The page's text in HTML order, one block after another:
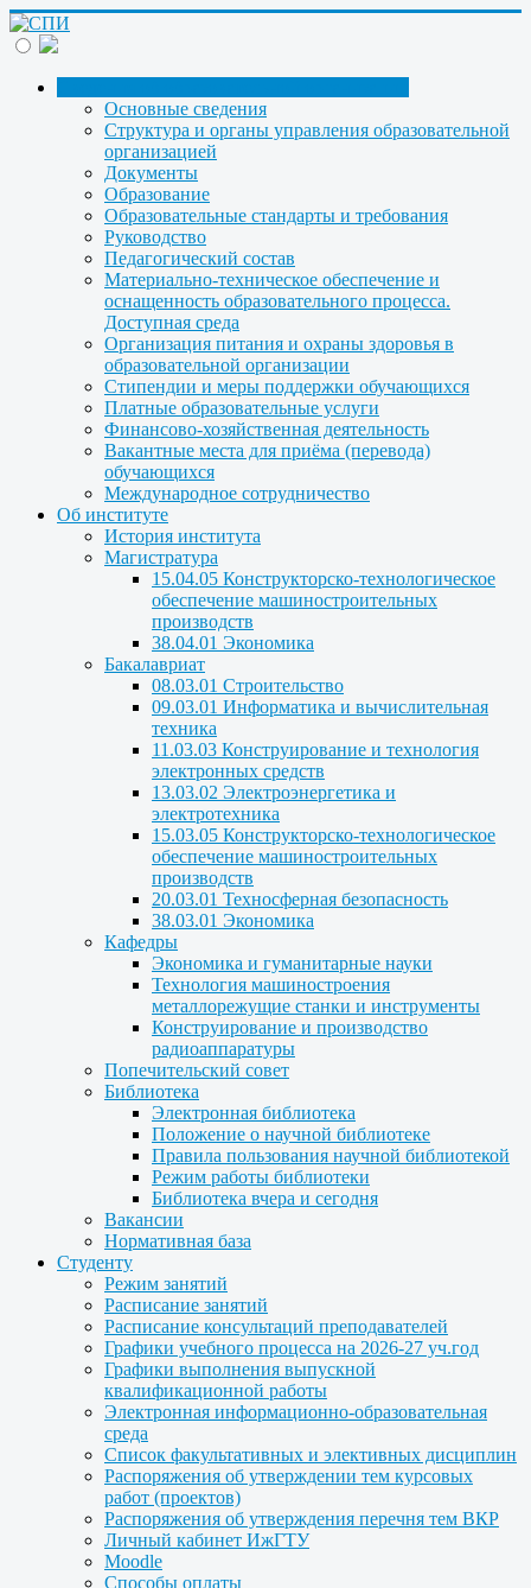
Основные сведения
Структура и органы управления образовательной
организацией
Документы
Образование
Образовательные стандарты и требования
Руководство
Педагогический состав
Материально-техническое обеспечение и
оснащенность образовательного процесса.
Доступная среда
Организация питания и охраны здоровья в
образовательной организации
Стипендии и меры поддержки обучающихся
Платные образовательные услуги
Финансово-хозяйственная деятельность
Вакантные места для приёма (перевода)
обучающихся
Международное сотрудничество
Об институте
История института
Магистратура
15.04.05 Конструкторско-технологическое
обеспечение машиностроительных
производств
38.04.01 Экономика
Бакалавриат
08.03.01 Строительство
09.03.01 Информатика и вычислительная
техника
11.03.03 Конструирование и технология
электронных средств
13.03.02 Электроэнергетика и
электротехника
15.03.05 Конструкторско-технологическое
обеспечение машиностроительных
производств
20.03.01 Техносферная безопасность
38.03.01 Экономика
Кафедры
Экономика и гуманитарные науки
Технология машиностроения
металлорежущие станки и инструменты
Конструирование и производство
радиоаппаратуры
Попечительский совет
Библиотека
Электронная библиотека
Положение о научной библиотеке
Правила пользования научной библиотекой
Режим работы библиотеки
Библиотека вчера и сегодня
Вакансии
Нормативная база
Студенту
Режим занятий
Расписание занятий
Расписание консультаций преподавателей
Графики учебного процесса на 2026-27 уч.год
Графики выполнения выпускной
квалификационной работы
Электронная информационно-образовательная
среда
Список факультативных и элективных дисциплин
Распоряжения об утверждении тем курсовых
работ (проектов)
Распоряжения об утверждения перечня тем ВКР
Личный кабинет ИжГТУ
Moodle
Способы оплаты